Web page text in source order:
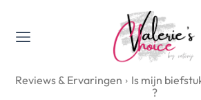
Valerie's Topics
Travel & Culture
Reviews & Ervaringen
Is mijn
?